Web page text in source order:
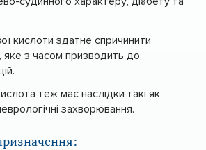
кислоти здатне спричинити
з часом призводить до
теж має наслідки такі як
захворювання.